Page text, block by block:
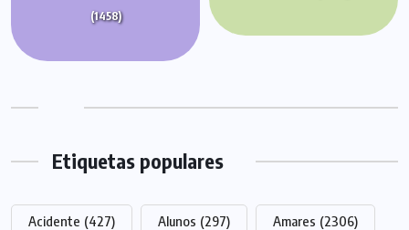
(1458)
Etiquetas populares
Acidente (427) Alunos (297) Amares (2306)